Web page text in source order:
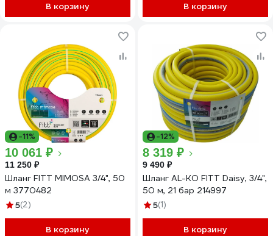
В корзину В корзину
-11%
10 061 ₽
11 250 ₽
Шланг FITT MIMOSA 3/4", 50
м 3770482
5(2)
В корзину
-12%
8 319 ₽
9 490 ₽
Шланг AL-KO FITT Daisy, 3/4",
50 м, 21 бар 214997
5(1)
В корзину